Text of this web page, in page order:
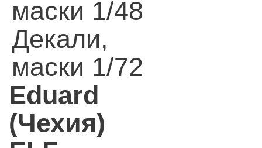
маски 1/48
Декали,
маски 1/72
Eduard
(Чехия)